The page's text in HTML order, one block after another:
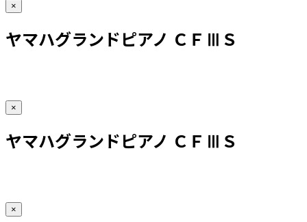
×
ヤマハグランドピアノ ＣＦⅢＳ
×
ヤマハグランドピアノ ＣＦⅢＳ
×